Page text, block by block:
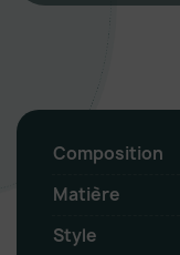
Composition
Matière
Style